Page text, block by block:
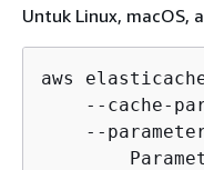
Untuk Linux, macOS,
aws
--cache-
--